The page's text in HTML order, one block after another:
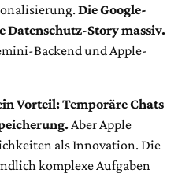
Die Google-
Datenschutz-Story massiv.
Backend und Apple-
Vorteil: Temporäre Chats
Aber Apple
als Innovation. Die
komplexe Aufgaben